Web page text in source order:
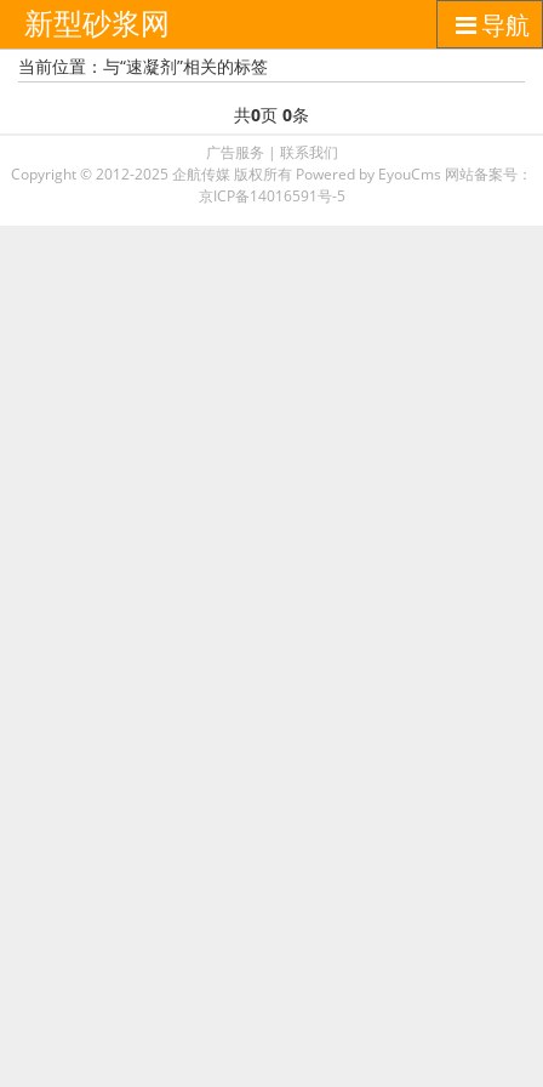
新型砂浆网 导航
当前位置：与“速凝剂”相关的标签
共0页 0条
广告服务 | 联系我们
Copyright © 2012-2025 企航传媒 版权所有 Powered by EyouCms 网站备案号：
京ICP备14016591号-5